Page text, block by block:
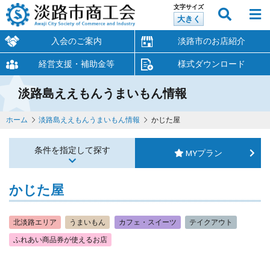
文字サイズ
大きく
入会のご案内 淡路市のお店紹介
経営支援・補助金等 様式ダウンロード
淡路島ええもんうまいもん情報
ホーム 淡路島ええもんうまいもん情報 かじた屋
条件を指定して探す MYプラン
かじた屋
北淡路エリア うまいもん カフェ・スイーツ
テイクアウト
ふれあい商品券が使えるお店